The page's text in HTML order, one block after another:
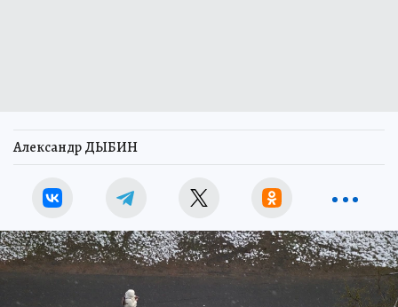
Александр ДЫБИН